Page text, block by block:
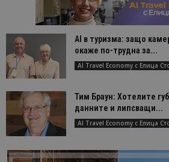
AI в туризма: защо
окаже по-трудна за...
AI Travel Economy с Елица
Тим Браун: Хотелите
данните и липсващи...
AI Travel Economy с Елица